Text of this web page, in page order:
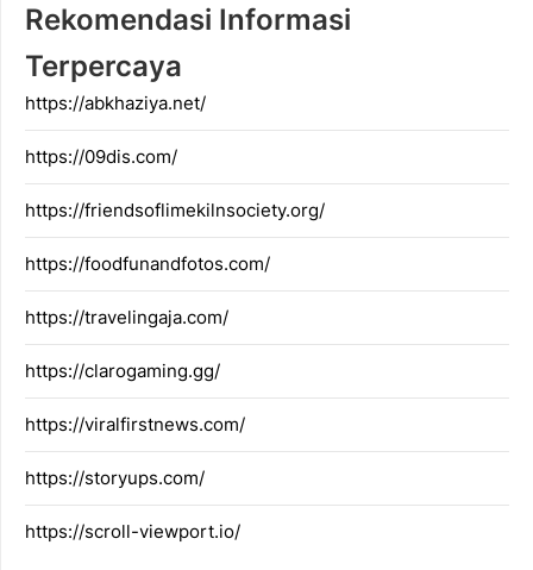
Rekomendasi Informasi
Terpercaya
https://abkhaziya.net/
https://09dis.com/
https://friendsoflimekilnsociety.org/
https://foodfunandfotos.com/
https://travelingaja.com/
https://clarogaming.gg/
https://viralfirstnews.com/
https://storyups.com/
https://scroll-viewport.io/